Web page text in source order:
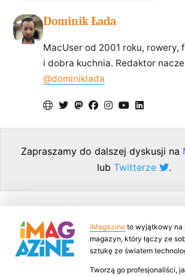
Dominik Łada
MacUser od 2001 roku, rowery,
i dobra kuchnia. Redaktor
@dominiklada
Zapraszamy do dalszej dyskusji na
lub Twitterze .
iMagazine to wyjątkowy na
magazyn, który łączy ze
sztukę ze światem
Tworzą go profesjonaliści,